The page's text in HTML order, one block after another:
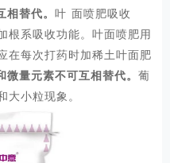
相替代。 叶面喷肥吸收
根系吸收功能。叶面喷肥用
在每次打药时加稀土叶面肥
微量元素不可互相替代。 葡
大小粒现象。